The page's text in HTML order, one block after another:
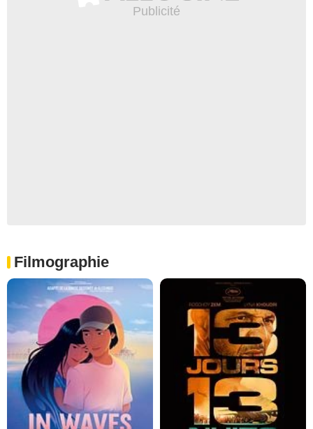
Filmographie